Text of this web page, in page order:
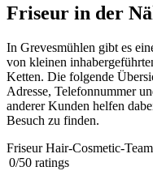
Friseur in der
In Grevesmühlen gibt es
von kleinen
Ketten. Die folgende
Adresse, Telefonnummer
anderer Kunden helfen
Besuch zu finden.
Friseur Hair-Cosmetic-
0/50 ratings